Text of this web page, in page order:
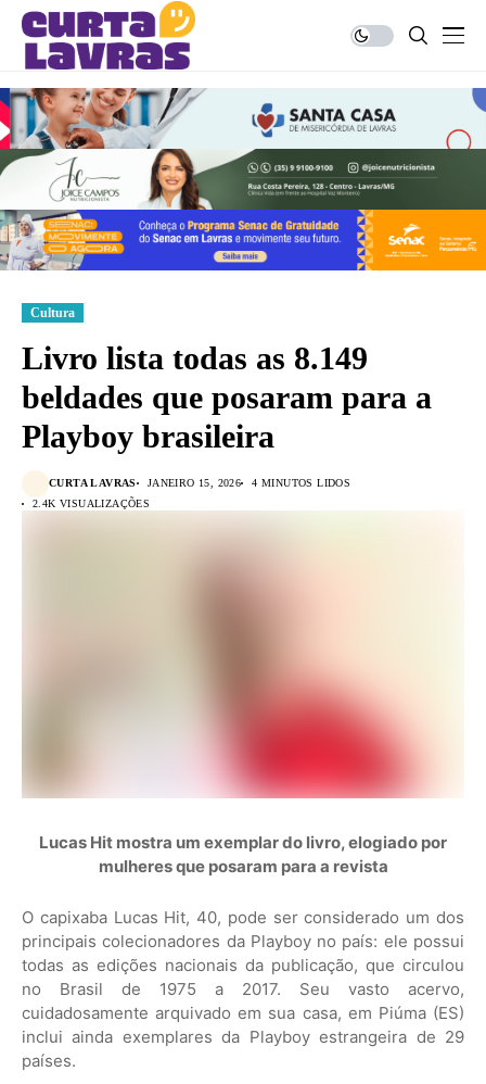
Cultura
Livro lista todas as 8.149
beldades que posaram para a
Playboy brasileira
CURTA LAVRAS JANEIRO 15, 2026
4 MINUTOS LIDOS
2.4K VISUALIZAÇÕES
Lucas Hit mostra um exemplar do livro, elogiado por
mulheres que posaram para a revista
O capixaba Lucas Hit, 40, pode ser considerado um dos
principais colecionadores da Playboy no país: ele possui
todas as edições nacionais da publicação, que circulou
no Brasil de 1975 a 2017. Seu vasto acervo,
cuidadosamente arquivado em sua casa, em Piúma (ES)
inclui ainda exemplares da Playboy estrangeira de 29
países.